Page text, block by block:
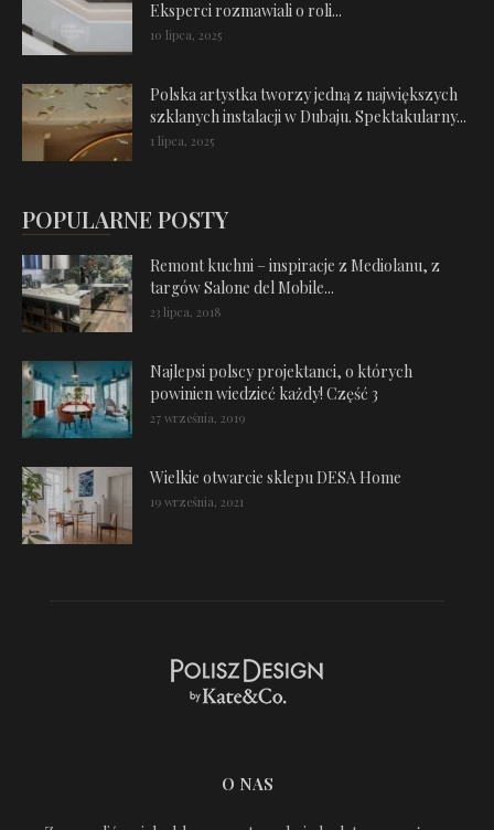
Eksperci rozmawiali o roli...
10 lipca, 2025
Polska artystka tworzy jedną z największych
szklanych instalacji w Dubaju. Spektakularny...
1 lipca, 2025
POPULARNE POSTY
Remont kuchni – inspiracje z Mediolanu, z
targów Salone del Mobile...
23 lipca, 2018
Najlepsi polscy projektanci, o których
powinien wiedzieć każdy! Część 3
27 września, 2019
Wielkie otwarcie sklepu DESA Home
19 września, 2021
O NAS